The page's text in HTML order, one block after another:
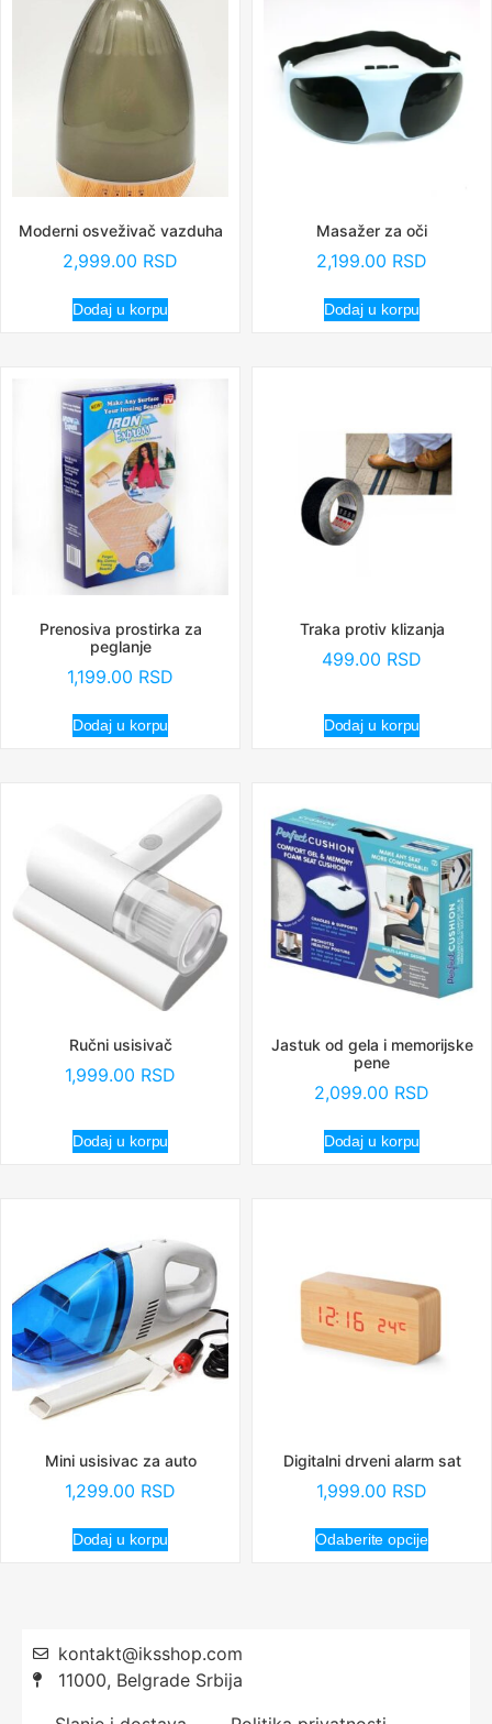
Moderni osveživač vazduha
2,999.00 RSD
Dodaj u korpu
Masažer za oči
2,199.00 RSD
Dodaj u korpu
Prenosiva prostirka za
peglanje
1,199.00 RSD
Dodaj u korpu
Traka protiv klizanja
499.00 RSD
Dodaj u korpu
Ručni usisivač
1,999.00 RSD
Dodaj u korpu
Jastuk od gela i memorijske
pene
2,099.00 RSD
Dodaj u korpu
Mini usisivac za auto
1,299.00 RSD
Dodaj u korpu
Digitalni drveni alarm sat
1,999.00 RSD
Odaberite opcije
kontakt@iksshop.com
11000, Belgrade Srbija